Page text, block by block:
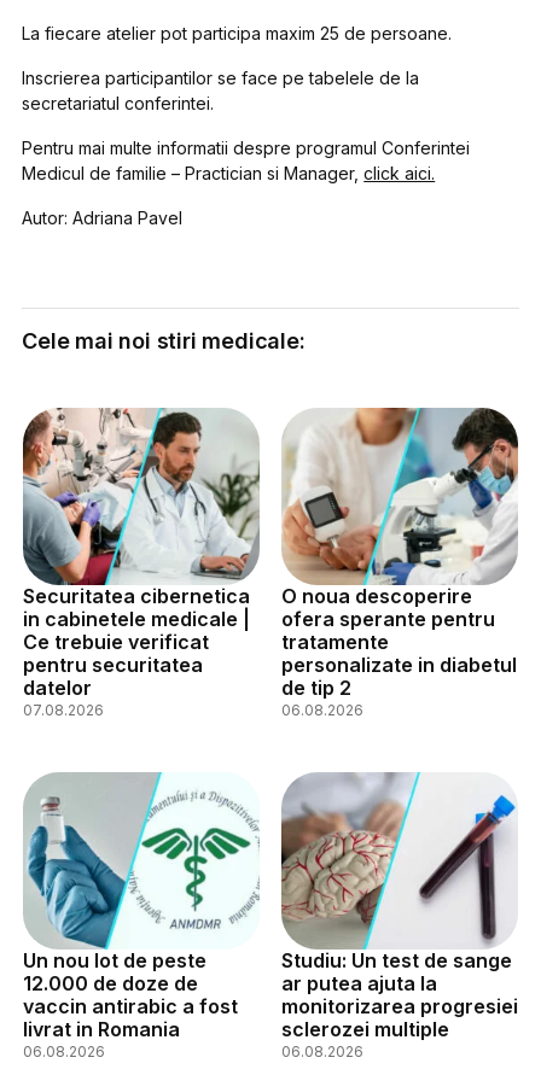
La fiecare atelier pot participa maxim 25 de persoane.
Inscrierea participantilor se face pe tabelele de la
secretariatul conferintei.
Pentru mai multe informatii despre programul Conferintei
Medicul de familie – Practician si Manager,click aici.
Autor: Adriana Pavel
Cele mai noi stiri medicale:
Securitatea cibernetica
in cabinetele medicale |
Ce trebuie verificat
pentru securitatea
datelor
07.08.2026
O noua descoperire
ofera sperante pentru
tratamente
personalizate in diabetul
de tip 2
06.08.2026
Un nou lot de peste
12.000 de doze de
vaccin antirabic a fost
livrat in Romania
06.08.2026
Studiu: Un test de sange
ar putea ajuta la
monitorizarea progresiei
sclerozei multiple
06.08.2026